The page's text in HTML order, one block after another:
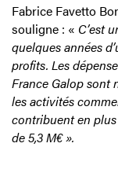
Fabrice Favetto
souligne : « C’est
quelques années
profits. Les
France Galop sont
les activités
contribuent en
de 5,3 M€ ».